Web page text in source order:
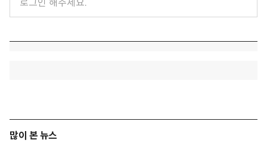
많이 본 뉴스